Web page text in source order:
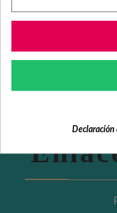
¿Necesitas ayuda?
Declaración